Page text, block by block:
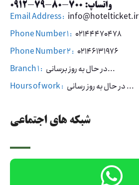
شبکه های اجتماعی
واتساپ: 700-80-79-0912
Email Address : info@hotelticket.ir
Phone Number 1 : 02144470478
Phone Number 2 : 02146131976
Branch 1 :
در حال به روز برسانی...
Hours of work :
در حال به روز رسانی ...